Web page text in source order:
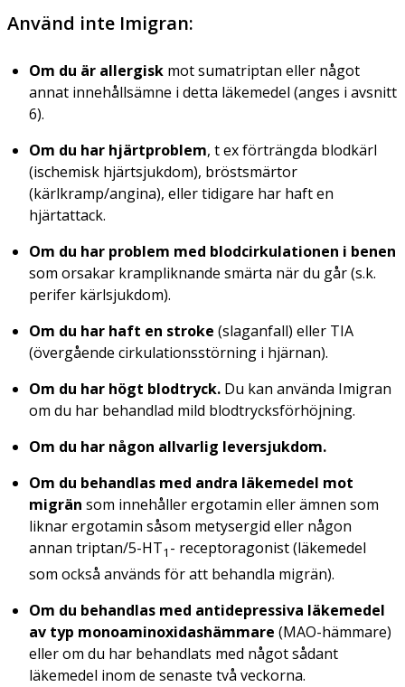
Använd inte Imigran:
Om du är allergisk mot sumatriptan eller något
annat innehållsämne i detta läkemedel (anges i avsnitt
6).
Om du har hjärtproblem, t ex förträngda blodkärl
(ischemisk hjärtsjukdom), bröstsmärtor
(kärlkramp/angina), eller tidigare har haft en
hjärtattack.
Om du har problem med blodcirkulationen i benen
som orsakar krampliknande smärta när du går (s.k.
perifer kärlsjukdom).
Om du har haft en stroke (slaganfall) eller TIA
(övergående cirkulationsstörning i hjärnan).
Om du har högt blodtryck. Du kan använda Imigran
om du har behandlad mild blodtrycksförhöjning.
Om du har någon allvarlig leversjukdom.
Om du behandlas med andra läkemedel mot
migrän som innehåller ergotamin eller ämnen som
liknar ergotamin såsom metysergid eller någon
annan triptan/5-HT1 - receptoragonist (läkemedel
som också används för att behandla migrän).
Om du behandlas med antidepressiva läkemedel
av typ monoaminoxidashämmare (MAO-hämmare)
eller om du har behandlats med något sådant
läkemedel inom de senaste två veckorna.